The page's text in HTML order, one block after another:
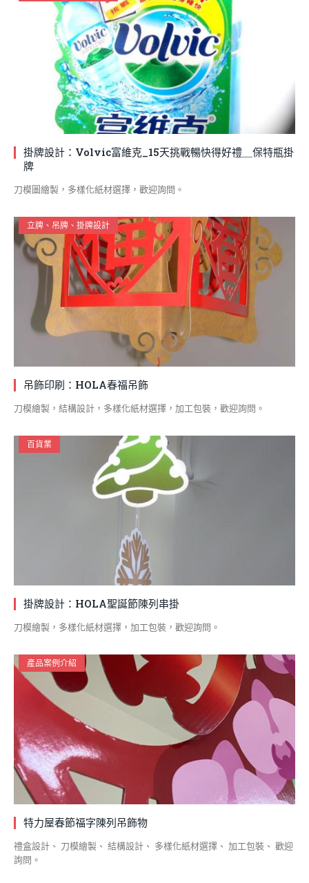
掛牌設計：Volvic富維克_15天挑戰暢快得好禮＿保特瓶掛
牌
刀模圖繪製，多樣化紙材選擇，歡迎詢問。
立牌、吊牌、掛牌設計
吊飾印刷：HOLA春福吊飾
刀模繪製，結構設計，多樣化紙材選擇，加工包裝，歡迎詢問。
百貨業
掛牌設計：HOLA聖誕節陳列串掛
刀模繪製，多樣化紙材選擇，加工包裝，歡迎詢問。
產品案例介紹
特力屋春節福字陳列吊飾物
禮盒設計、 刀模繪製、 結構設計、 多樣化紙材選擇、 加工包裝、 歡迎
詢問。